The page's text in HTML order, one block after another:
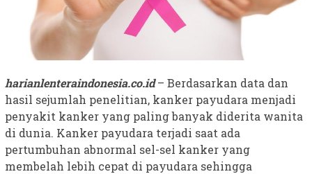
harianlenteraindonesia.co.id – Berdasarkan data dan
hasil sejumlah penelitian, kanker payudara menjadi
penyakit kanker yang paling banyak diderita wanita
di dunia. Kanker payudara terjadi saat ada
pertumbuhan abnormal sel-sel kanker yang
membelah lebih cepat di payudara sehingga